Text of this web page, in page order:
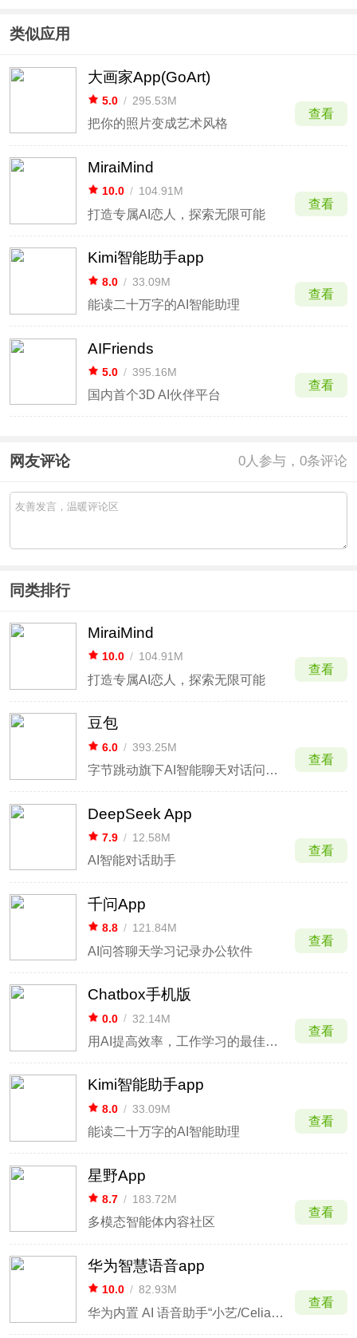
类似应用
大画家App(GoArt)
5.0 / 295.53M
把你的照片变成艺术风格
查看
MiraiMind
10.0 / 104.91M
打造专属AI恋人，探索无限可能
查看
Kimi智能助手app
8.0 / 33.09M
能读二十万字的AI智能助理
查看
AIFriends
5.0 / 395.16M
国内首个3D AI伙伴平台
查看
网友评论 0人参与，0条评论
同类排行
MiraiMind
10.0 / 104.91M
打造专属AI恋人，探索无限可能
查看
豆包
6.0 / 393.25M
字节跳动旗下AI智能聊天对话问答小助手
查看
DeepSeek App
7.9 / 12.58M
AI智能对话助手
查看
千问App
8.8 / 121.84M
AI问答聊天学习记录办公软件
查看
Chatbox手机版
0.0 / 32.14M
用AI提高效率，工作学习的最佳拍档
查看
Kimi智能助手app
8.0 / 33.09M
能读二十万字的AI智能助理
查看
星野App
8.7 / 183.72M
多模态智能体内容社区
查看
华为智慧语音app
10.0 / 82.93M
华为内置 AI 语音助手“小艺/Celia”，解放双手操作
查看